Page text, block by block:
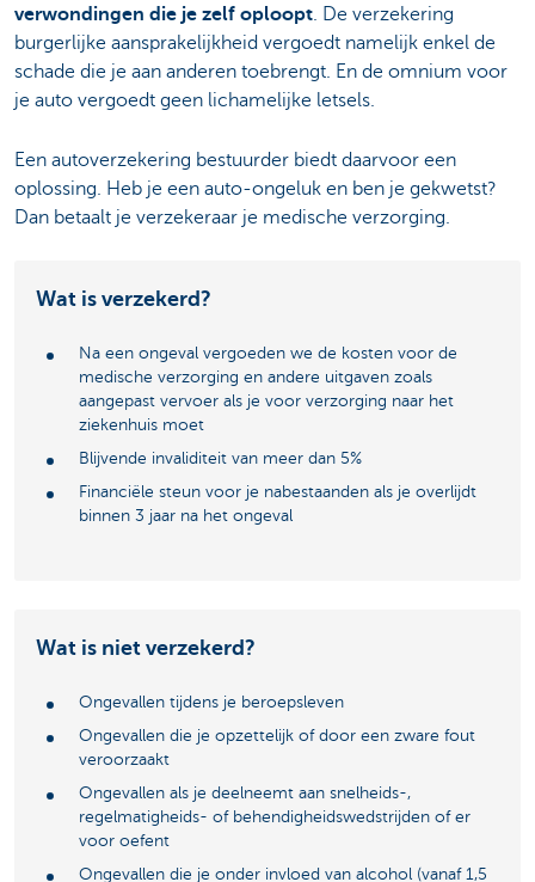
verwondingen die je zelf oploopt. De verzekering
burgerlijke aansprakelijkheid vergoedt namelijk enkel de
schade die je aan anderen toebrengt. En de omnium voor
je auto vergoedt geen lichamelijke letsels.
Een autoverzekering bestuurder biedt daarvoor een
oplossing. Heb je een auto-ongeluk en ben je gekwetst?
Dan betaalt je verzekeraar je medische verzorging.
Wat is verzekerd?
Na een ongeval vergoeden we de kosten voor de
medische verzorging en andere uitgaven zoals
aangepast vervoer als je voor verzorging naar het
ziekenhuis moet
Blijvende invaliditeit van meer dan 5%
Financiële steun voor je nabestaanden als je overlijdt
binnen 3 jaar na het ongeval
Wat is niet verzekerd?
Ongevallen tijdens je beroepsleven
Ongevallen die je opzettelijk of door een zware fout
veroorzaakt
Ongevallen als je deelneemt aan snelheids-,
regelmatigheids- of behendigheidswedstrijden of er
voor oefent
Ongevallen die je onder invloed van alcohol (vanaf 1,5